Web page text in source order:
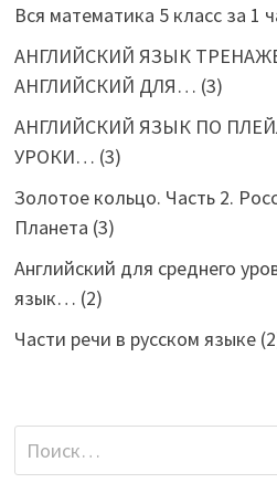
Вся математика 5 класс за 1
АНГЛИЙСКИЙ ЯЗЫК
АНГЛИЙСКИЙ ДЛЯ… (3)
АНГЛИЙСКИЙ ЯЗЫК ПО
УРОКИ… (3)
Золотое кольцо. Часть 2.
Планета (3)
Английский для среднего
язык… (2)
Части речи в русском языке
Найти: